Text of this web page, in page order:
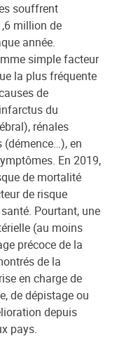
souffrent
million de
année.
simple facteur
la plus fréquente
de
du
rénales
en
En 2019,
de mortalité
de risque
Pourtant, une
(au moins
précoce de la
de la
en charge de
de dépistage ou
depuis
pays.